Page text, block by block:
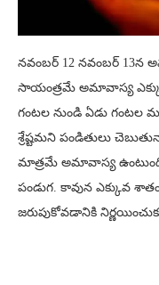
నవంబర్ 12 నవంబర్ 13న
సాయంత్రమే అమావాస్య
గంటల నుండి ఏడు
శ్రేష్టమని పండితులు
మాత్రమే అమావాస్య ఉంటుంది.
పండుగ. కావున ఎక్కువ
జరుపుకోవడానికి